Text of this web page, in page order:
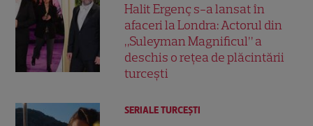
Halit Ergenç s-a lansat în
afaceri la Londra: Actorul din
„Suleyman Magnificul” a
deschis o rețea de plăcintării
turcești
SERIALE TURCEŞTI